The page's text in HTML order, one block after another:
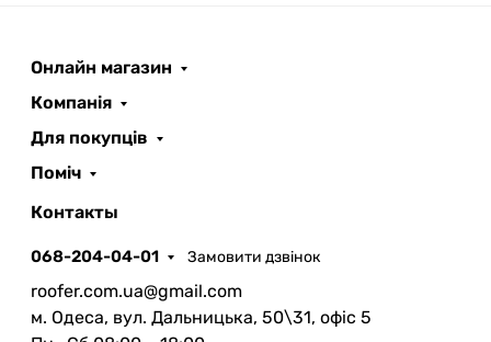
Онлайн магазин
Компанія
Для покупців
Поміч
Контакты
068-204-04-01 Замовити дзвінок
roofer.com.ua@gmail.com
м. Одеса, вул. Дальницька, 50\31, офіс 5
AI помічник
Запланувати дзвінок